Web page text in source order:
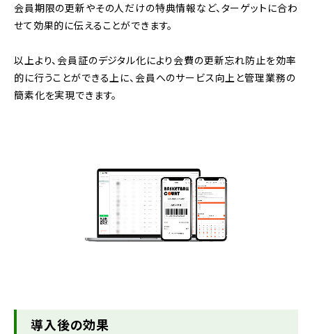
会員期限の更新やその人だけの特典情報など、ターゲットに合わ
せて効果的に伝えることができます。
以上より、会員証のデジタル化により会費の更新忘れ防止を効率
的に行うことができる上に、会員へのサービス向上と管理業務の
簡素化を実現できます。
導入後の効果